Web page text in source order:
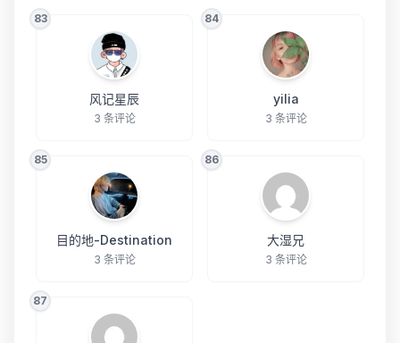
83
风记星辰
3 条评论
84
yilia
3 条评论
85
目的地-Destination
3 条评论
86
大湿兄
3 条评论
87